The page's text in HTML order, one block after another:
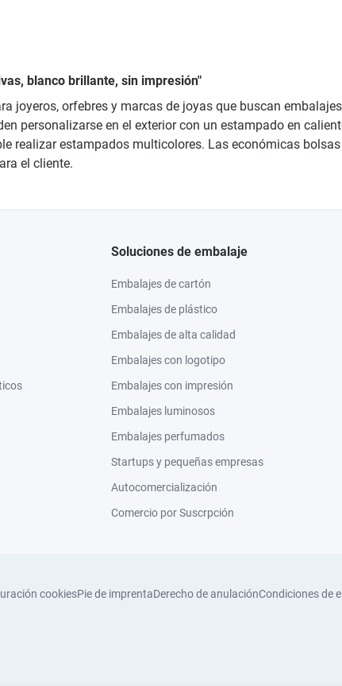
blanco brillante, sin impresión"
joyeros, orfebres y marcas de joyas que buscan
personalizarse en el exterior con un estampado en
realizar estampados multicolores. Las económicas
el cliente.
Soluciones de embalaje
Embalajes de cartón
Embalajes de plástico
Embalajes de alta calidad
Embalajes con logotipo
Embalajes con impresión
Embalajes luminosos
Embalajes perfumados
Startups y pequeñas empresas
Autocomercialización
Comercio por Suscrpción
cookiesPie de imprentaDerecho de anulaciónCondiciones de